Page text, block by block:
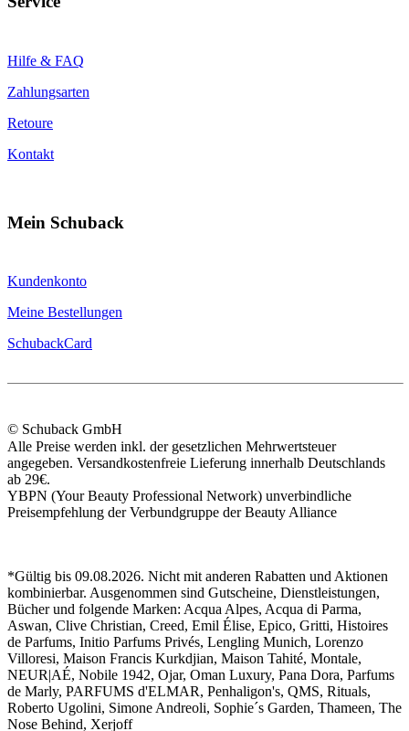
Hilfe & FAQ
Zahlungsarten
Retoure
Kontakt
Mein Schuback
Kundenkonto
Meine Bestellungen
SchubackCard
© Schuback GmbH
Alle Preise werden inkl. der gesetzlichen Mehrwertsteuer
angegeben. Versandkostenfreie Lieferung innerhalb Deutschlands
ab 29€.
YBPN (Your Beauty Professional Network) unverbindliche
Preisempfehlung der Verbundgruppe der Beauty Alliance
*Gültig bis 09.08.2026. Nicht mit anderen Rabatten und Aktionen
kombinierbar. Ausgenommen sind Gutscheine, Dienstleistungen,
Bücher und folgende Marken: Acqua Alpes, Acqua di Parma,
Aswan, Clive Christian, Creed, Emil Élise, Epico, Gritti, Histoires
de Parfums, Initio Parfums Privés, Lengling Munich, Lorenzo
Villoresi, Maison Francis Kurkdjian, Maison Tahité, Montale,
NEUR|AÉ, Nobile 1942, Ojar, Oman Luxury, Pana Dora, Parfums
de Marly, PARFUMS d'ELMAR, Penhaligon's, QMS, Rituals,
Roberto Ugolini, Simone Andreoli, Sophie´s Garden, Thameen, The
Nose Behind, Xerjoff